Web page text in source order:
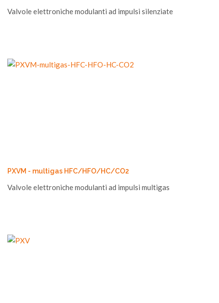
Valvole elettroniche modulanti ad impulsi silenziate
PXVM - multigas HFC/HFO/HC/CO2
Valvole elettroniche modulanti ad impulsi multigas